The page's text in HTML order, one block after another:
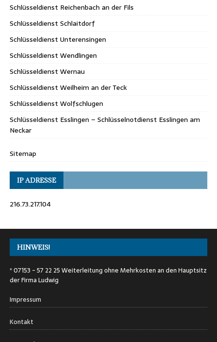
Schlüsseldienst Reichenbach an der Fils
Schlüsseldienst Schlaitdorf
Schlüsseldienst Unterensingen
Schlüsseldienst Wendlingen
Schlüsseldienst Wernau
Schlüsseldienst Weilheim an der Teck
Schlüsseldienst Wolfschlugen
Schlüsseldienst Esslingen – Schlüsselnotdienst Esslingen am
Neckar
Sitemap
IP ADRESSE
216.73.217.104
HINWEIS!
* 07153 - 57 22 25 Weiterleitung ohne Mehrkosten an den Hauptsitz
der Firma Ludwig
Impressum
Kontakt